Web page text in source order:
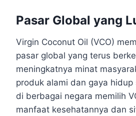
Pasar Global yang
Virgin Coconut Oil (VCO)
pasar global yang terus
meningkatnya minat
produk alami dan gaya hidup
di berbagai negara memilih
manfaat kesehatannya dan